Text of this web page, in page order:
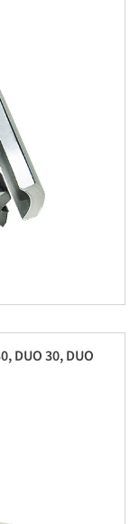
DUO 30, DUO